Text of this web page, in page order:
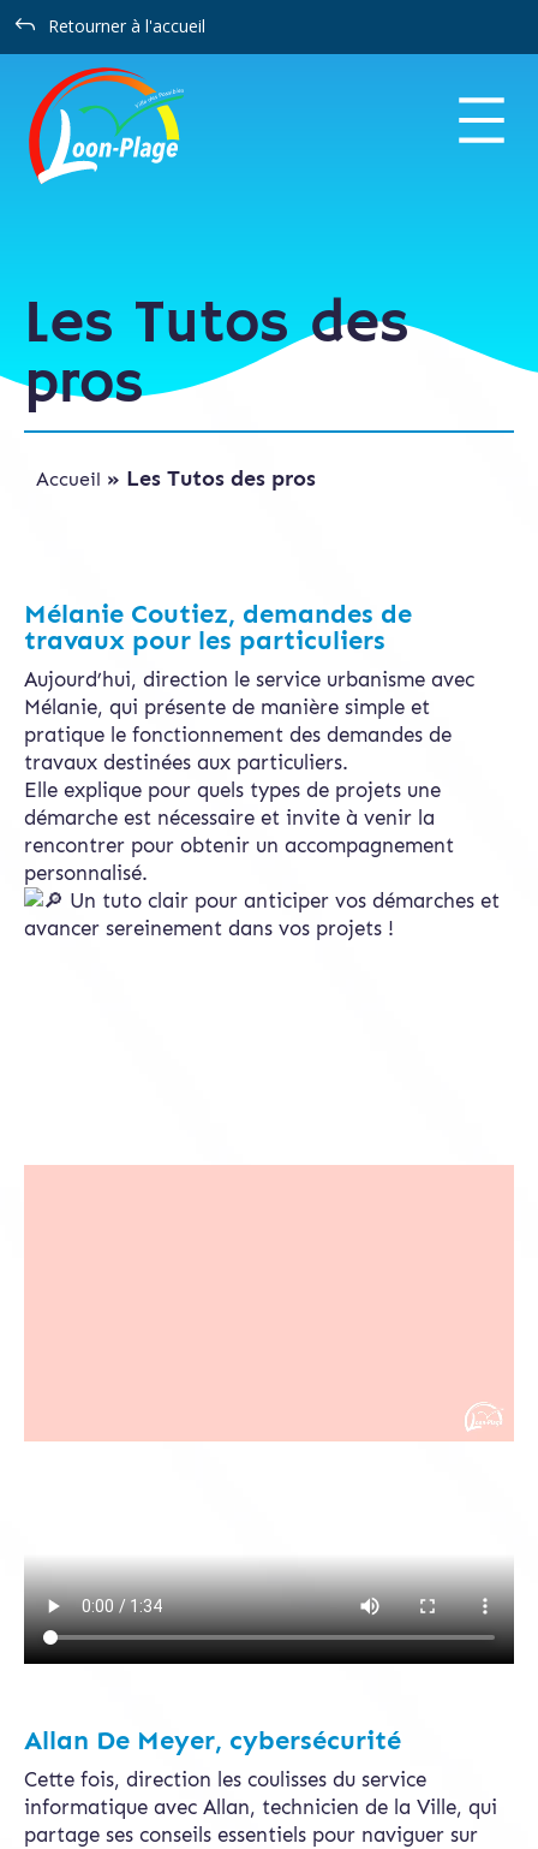
J Retourner à l'accueil
Les Tutos des
pros
Accueil » Les Tutos des pros
Mélanie Coutiez, demandes de
travaux pour les particuliers
Aujourd’hui, direction le service urbanisme avec
Mélanie, qui présente de manière simple et
pratique le fonctionnement des demandes de
travaux destinées aux particuliers.
Elle explique pour quels types de projets une
démarche est nécessaire et invite à venir la
rencontrer pour obtenir un accompagnement
personnalisé.
Un tuto clair pour anticiper vos démarches et
avancer sereinement dans vos projets !
Allan De Meyer, cybersécurité
Cette fois, direction les coulisses du service
informatique avec Allan, technicien de la Ville, qui
partage ses conseils essentiels pour naviguer sur
Panneau de gestion des cookies